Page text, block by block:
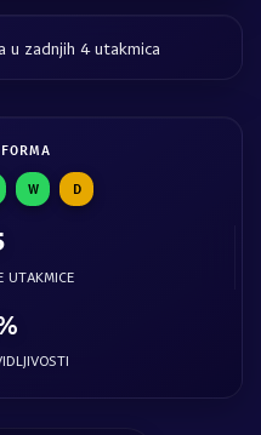
u zadnjih 4 utakmica
W D
UTAKMICE